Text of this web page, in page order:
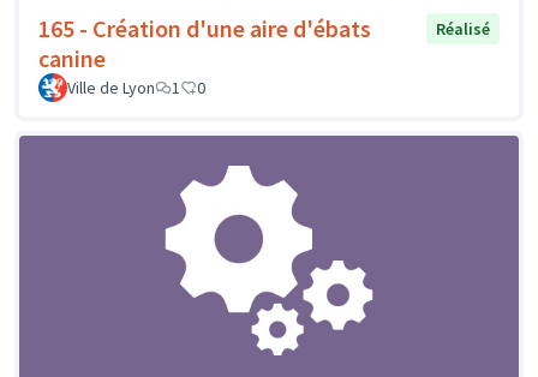
165 - Création d'une aire d'ébats
canine
Réalisé
Ville de Lyon 1 0